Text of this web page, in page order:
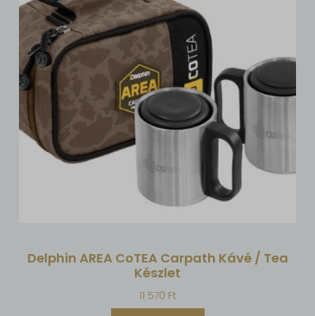
Delphin AREA CoTEA Carpath Kávé / Tea
Készlet
11 570 Ft